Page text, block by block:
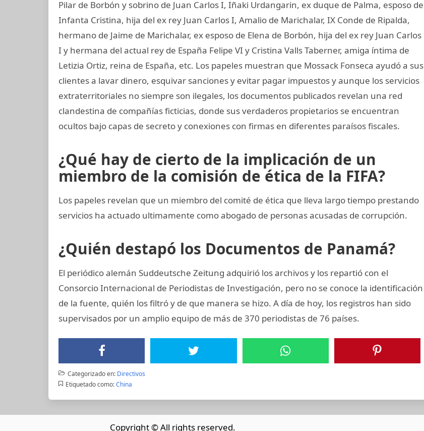
Pilar de Borbón y sobrino de Juan Carlos I, Iñaki Urdangarin, ex duque de Palma, esposo de
Infanta Cristina, hija del ex rey Juan Carlos I, Amalio de Marichalar, IX Conde de Ripalda,
hermano de Jaime de Marichalar, ex esposo de Elena de Borbón, hija del ex rey Juan Carlos
I y hermana del actual rey de España Felipe VI y Cristina Valls Taberner, amiga íntima de
Letizia Ortiz, reina de España, etc. Los papeles muestran que Mossack Fonseca ayudó a sus
clientes a lavar dinero, esquivar sanciones y evitar pagar impuestos y aunque los servicios
extraterritoriales no siempre son ilegales, los documentos publicados revelan una red
clandestina de compañías ficticias, donde sus verdaderos propietarios se encuentran
ocultos bajo capas de secreto y conexiones con firmas en diferentes paraísos fiscales.
¿Qué hay de cierto de la implicación de un
miembro de la comisión de ética de la FIFA?
Los papeles revelan que un miembro del comité de ética que lleva largo tiempo prestando
servicios ha actuado ultimamente como abogado de personas acusadas de corrupción.
¿Quién destapó los Documentos de Panamá?
El periódico alemán Suddeutsche Zeitung adquirió los archivos y los repartió con el
Consorcio Internacional de Periodistas de Investigación, pero no se conoce la identificación
de la fuente, quién los filtró y de que manera se hizo. A día de hoy, los registros han sido
supervisados por un amplio equipo de más de 370 periodistas de 76 países.
Categorizado en: Directivos
Etiquetado como: China
Copyright © All rights reserved.